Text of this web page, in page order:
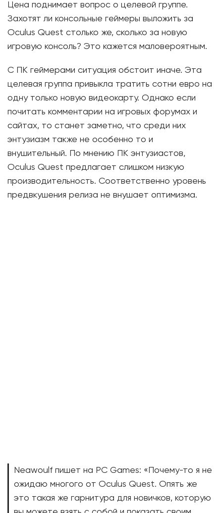
Цена поднимает вопрос о целевой группе.
Захотят ли консольные геймеры выложить за
Oculus Quest столько же, сколько за новую
игровую консоль? Это кажется маловероятным.
С ПК геймерами ситуация обстоит иначе. Эта
целевая группа привыкла тратить сотни евро на
одну только новую видеокарту. Однако если
почитать комментарии на игровых форумах и
сайтах, то станет заметно, что среди них
энтузиазм также не особенно то и
внушительный. По мнению ПК энтузиастов,
Oculus Quest предлагает слишком низкую
производительность. Соответственно уровень
предвкушения релиза не внушает оптимизма.
Neawoulf пишет на PC Games: «Почему-то я не
ожидаю многого от Oculus Quest. Опять же
это такая же гарнитура для новичков, которую